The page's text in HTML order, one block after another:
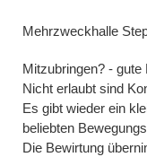
Mehrzweckhalle
Mitzubringen? - gute
Nicht erlaubt sind
Es gibt wieder ein
beliebten
Die Bewirtung